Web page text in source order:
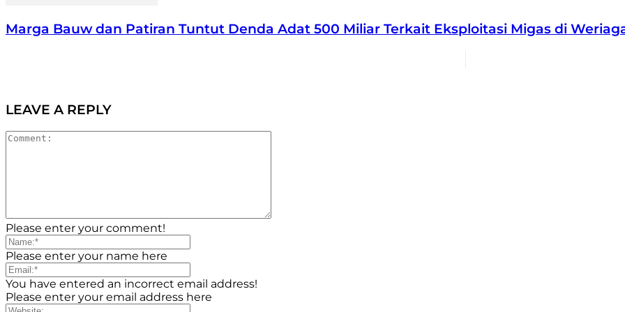
Marga Bauw dan Patiran Tuntut Denda Adat 500 Miliar Terkait Eksploitasi Migas di
LEAVE A REPLY
Please enter your comment!
Please enter your name here
You have entered an incorrect email address!
Please enter your email address here